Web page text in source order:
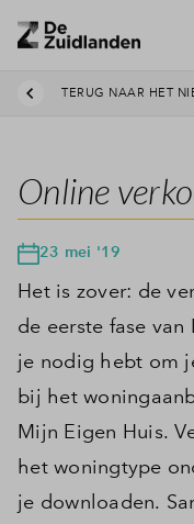
TERUG NAAR HET
Online
23 mei '19
Het is zover: de
de eerste fase
je nodig hebt om
bij het
Mijn Eigen Huis.
het woningtype
je downloaden.